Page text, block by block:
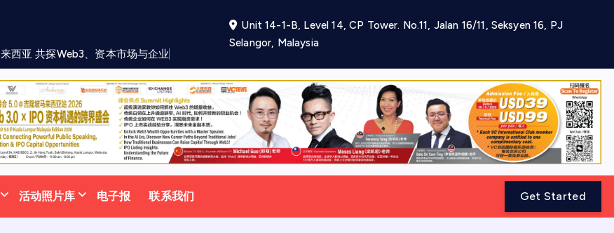
来西亚 共探Web3、 资本市场与企业
Unit 14-1-B, Level 14, CP Tower. No.11, Jalan 16/11, Seksyen 16, PJ
Selangor, Malaysia
活动照片库 电子报 联系我们 Get Started